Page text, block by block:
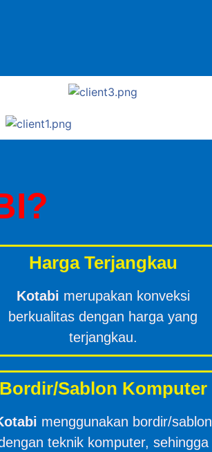
Harga Terjangkau
Kotabi merupakan konveksi
berkualitas dengan harga yang
terjangkau.
Sablon Komputer
menggunakan bordir/sablon
teknik komputer, sehingga